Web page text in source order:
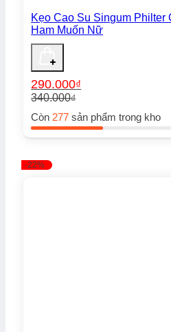
Kẹo Cao Su Singum Philter
Ham Muốn Nữ
340.000₫
gốc
là:
290.000₫
hiện
tại
290.000₫.
Còn 277 sản phẩm trong kho
-22%